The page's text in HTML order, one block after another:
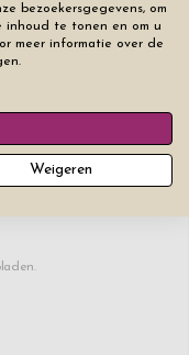
0/8 ♥ +€ 2
bezoekersgegevens, om
inhoud te tonen en om u
meer informatie over de
Weigeren